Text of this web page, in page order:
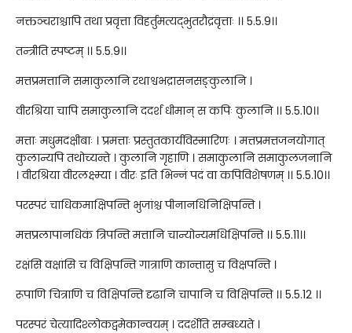
नक्तञ्चराश्चापि तथा प्रवृत्ता विहर्तुमत्यद्भुतरौद्रवृत्ताः ।। 5.5.9।।
तन्त्रीति स्पष्टम् ।। 5.5.9।।
मत्तप्रमत्तानि समाकुलानि रथाश्वभद्रासनसङ्कुलानि ।
वीरश्रिया चापि समाकुलानि ददर्श धीमान् स कपिः कुलानि ।। 5.5.10।।
मत्ताः मधुमदक्षीबाः । प्रमत्ताः प्रस्तुतकार्यविस्मारिणः । मत्तप्रमत्तजनयोगात्
कुलान्यपि तथोच्यन्ते । कुलानि गृहाणि । समाकुलानि समाकुलजनानि
। वीरश्रिया वीरलक्ष्म्या । वीरः इति भिन्नं पदं वा कपिविशेषणम् ।। 5.5.10।।
परस्परं चाधिकमाक्षिपन्ति भुजांश्च पीनानधिनिक्षिपन्ति ।
मत्तप्रलापानधिकं त्रिपन्ति मत्तानि चान्योन्यमधिक्षिपन्ति ।। 5.5.11।।
रक्षंसि वक्षांसि च विक्षिपन्ति गात्राणि कान्तासु च विक्षपन्ति ।
रूपाणि चित्राणि च विक्षिपन्ति दृढानि चापानि च विक्षिपन्ति ।। 5.5.12 ।।
परस्परं चेत्यादिश्लोकद्वमेकान्वयम् । ददर्शेति सम्बध्यते ।